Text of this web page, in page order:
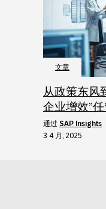
文章
从政策东风
企业增效”任
通过 SAP Insights
3 4 月, 2025